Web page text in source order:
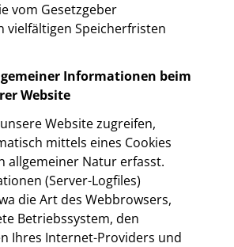
vom Gesetzgeber
vielfältigen Speicherfristen
Informationen beim
Website
Website zugreifen,
mittels eines Cookies
allgemeiner Natur erfasst.
(Server-Logfiles)
die Art des Webbrowsers,
Betriebssystem, den
Ihres Internet-Providers und